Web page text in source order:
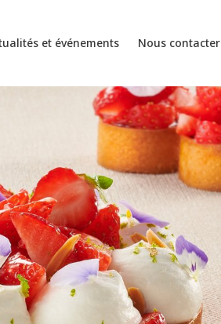
et événements Nous contacter